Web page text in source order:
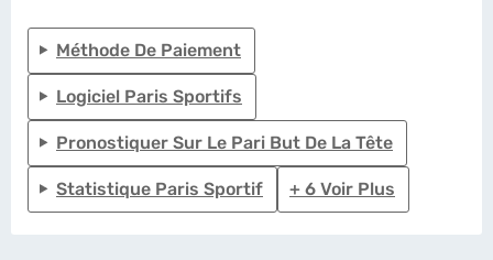
Méthode De Paiement
Logiciel Paris Sportifs
Pronostiquer Sur Le Pari But De La Tête
Statistique Paris Sportif + 6 Voir Plus